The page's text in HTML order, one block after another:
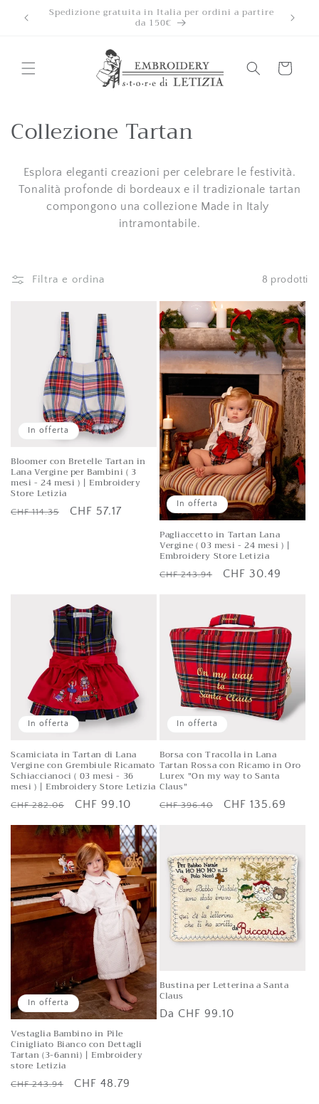
direttamenteAccettiamo pagamenti rateizzati con Klarna a
interessi 0
Carrello
C
z
Collezione Tartan
Esplora eleganti creazioni per celebrare le festività.
Tonalità profonde di bordeaux e il tradizionale tartan
compongono una collezione Made in Italy
intramontabile.
Filtra e ordina 8 prodotti
In offerta
Bloomer con Bretelle Tartan in
Lana Vergine per Bambini ( 3
mesi - 24 mesi ) | Embroidery
Store Letizia
Prezzo
CHF 114.35
Prezzo
CHF 57.17
In offerta
Pagliaccetto in Tartan Lana
Vergine ( 03 mesi - 24 mesi ) |
Embroidery Store Letizia
Prezzo
CHF 243.94
Prezzo
CHF 30.49
In offerta
Scamiciata in Tartan di Lana
Vergine con Grembiule Ricamato
Schiaccianoci ( 03 mesi - 36
mesi ) | Embroidery Store Letizia
Prezzo
listino
CHF 282.06
Prezzo
CHF 99.10
In offerta
Borsa con Tracolla in Lana
Tartan Rossa con Ricamo in Oro
Lurex "On my way to Santa
Claus"
Prezzo
CHF 396.40
Prezzo
CHF 135.69
In offerta
Vestaglia Bambino in Pile
Cinigliato Bianco con Dettagli
Tartan (3-6anni) | Embroidery
store Letizia
Prezzo
CHF 243.94
Prezzo
CHF 48.79
Bustina per Letterina a Santa
Claus
Prezzo
Da CHF 99.10